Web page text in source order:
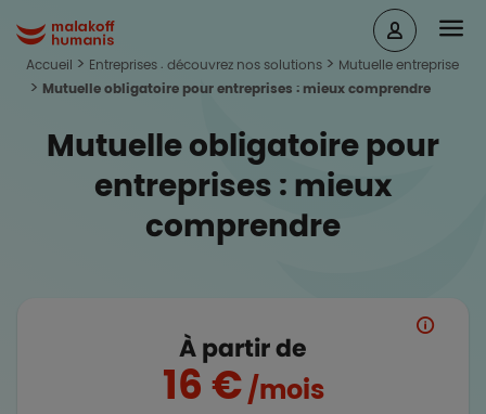
Malakoff Humanis Accueil
Accueil Entreprises : découvrez nos solutions
Mutuelle entreprise
Mutuelle obligatoire pour entreprises : mieux comprendre
Mutuelle obligatoire pour
entreprises : mieux
comprendre
À partir de
16 €/mois